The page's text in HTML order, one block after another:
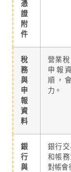
憑
證
附
件
稅
務
與
申
報
資
料
營業
申報
順，
力。
銀
行
與
銀行
和帳務
對帳會